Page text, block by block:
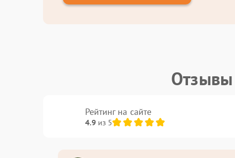
Отзывы
Рейтинг на сайте
4.9из 5